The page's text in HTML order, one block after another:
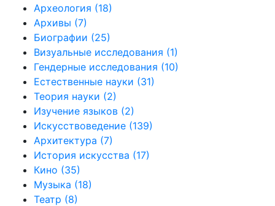
Археология (18)
Архивы (7)
Биографии (25)
Визуальные исследования (1)
Гендерные исследования (10)
Естественные науки (31)
Теория науки (2)
Изучение языков (2)
Искусствоведение (139)
Архитектура (7)
История искусства (17)
Кино (35)
Музыка (18)
Театр (8)